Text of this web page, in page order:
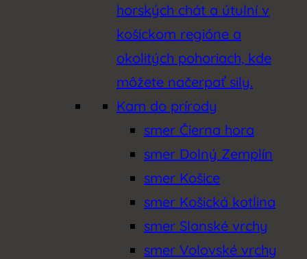
horských chát a útulní v
košickom regióne a
okolitých pohoriach, kde
môžete načerpať sily.
Kam do prírody
smer Čierna hora
smer Dolný Zemplín
smer Košice
smer Košická kotlina
smer Slanské vrchy
smer Volovské vrchy